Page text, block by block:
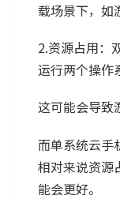
载场景下，如
2.资源占用：
运行两个操作
这可能会导致
而单系统云手
相对来说资源
能会更好。